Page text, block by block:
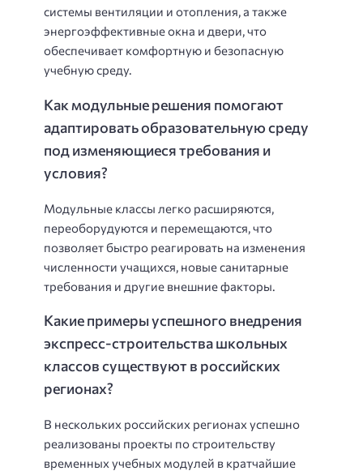
системы вентиляции и отопления, а также
энергоэффективные окна и двери, что
обеспечивает комфортную и безопасную
учебную среду.
Как модульные решения помогают
адаптировать образовательную среду
под изменяющиеся требования и
условия?
Модульные классы легко расширяются,
переоборудуются и перемещаются, что
позволяет быстро реагировать на изменения
численности учащихся, новые санитарные
требования и другие внешние факторы.
Какие примеры успешного внедрения
экспресс-строительства школьных
классов существуют в российских
регионах?
В нескольких российских регионах успешно
реализованы проекты по строительству
временных учебных модулей в кратчайшие